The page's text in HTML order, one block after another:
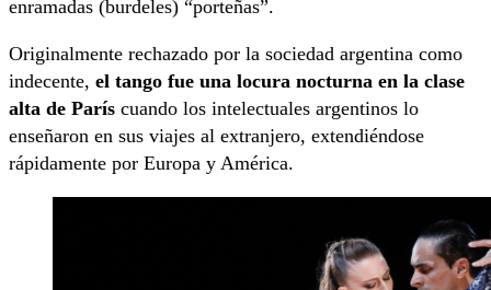
enramadas (burdeles) “porteñas”.
Originalmente rechazado por la sociedad argentina como
indecente, el tango fue una locura nocturna en la clase
alta de París cuando los intelectuales argentinos lo
enseñaron en sus viajes al extranjero, extendiéndose
rápidamente por Europa y América.